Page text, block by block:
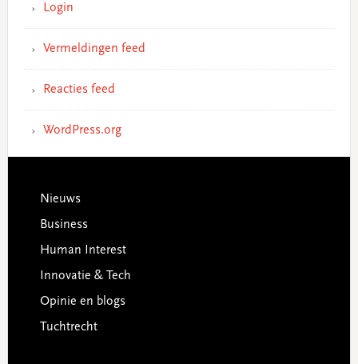
Login
Vermeldingen feed
Reacties feed
WordPress.org
Footer
Nieuws
Business
Human Interest
Innovatie & Tech
Opinie en blogs
Tuchtrecht